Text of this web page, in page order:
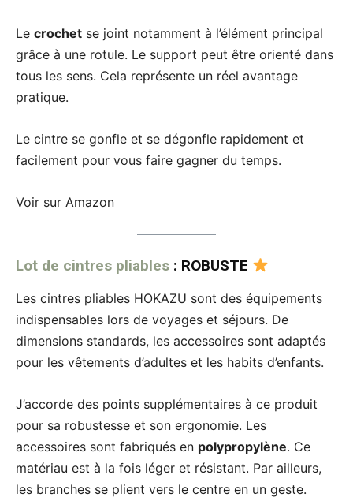
Le crochet se joint notamment à l’élément principal
grâce à une rotule. Le support peut être orienté dans
tous les sens. Cela représente un réel avantage
pratique.
Le cintre se gonfle et se dégonfle rapidement et
facilement pour vous faire gagner du temps.
Voir sur Amazon
Lot de cintres pliables : ROBUSTE
Les cintres pliables HOKAZU sont des équipements
indispensables lors de voyages et séjours. De
dimensions standards, les accessoires sont adaptés
pour les vêtements d’adultes et les habits d’enfants.
J’accorde des points supplémentaires à ce produit
pour sa robustesse et son ergonomie. Les
accessoires sont fabriqués en polypropylène. Ce
matériau est à la fois léger et résistant. Par ailleurs,
les branches se plient vers le centre en un geste.